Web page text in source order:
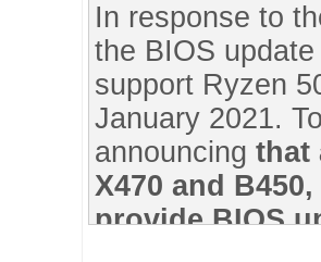
In response to
the BIOS
support Ryzen
January 2021.
announcing that
X470 and
provide BIOS